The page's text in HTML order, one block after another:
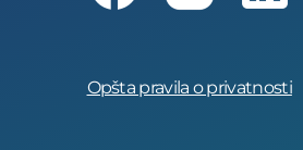
Opšta pravila o privatnosti